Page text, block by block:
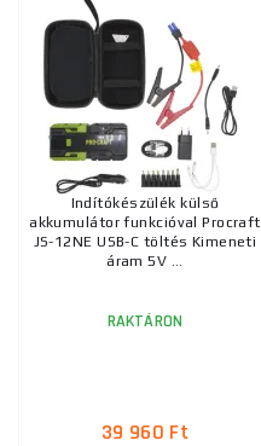
Indítókészülék külső
akkumulátor funkcióval Procraft
JS-12NE USB-C töltés Kimeneti
áram 5V ...
RAKTÁRON
39 960 Ft